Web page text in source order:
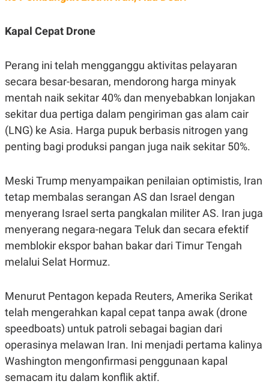
C
E
L
S
D
L
A
N
G
A
N
A
E
A
K
K
I
N
E
J
A
E
T
N
E
P
A
E
A
D
V
R
S
I
N
G
M
E
D
Kapal Cepat Drone
Perang ini telah mengganggu aktivitas pelayaran
secara besar-besaran, mendorong harga minyak
mentah naik sekitar 40% dan menyebabkan lonjakan
sekitar dua pertiga dalam pengiriman gas alam cair
(LNG) ke Asia. Harga pupuk berbasis nitrogen yang
penting bagi produksi pangan juga naik sekitar 50%.
Meski Trump menyampaikan penilaian optimistis, Iran
tetap membalas serangan AS dan Israel dengan
menyerang Israel serta pangkalan militer AS. Iran juga
menyerang negara-negara Teluk dan secara efektif
memblokir ekspor bahan bakar dari Timur Tengah
melalui Selat Hormuz.
Menurut Pentagon kepada Reuters, Amerika Serikat
telah mengerahkan kapal cepat tanpa awak (drone
speedboats) untuk patroli sebagai bagian dari
operasinya melawan Iran. Ini menjadi pertama kalinya
Washington mengonfirmasi penggunaan kapal
semacam itu dalam konflik aktif.